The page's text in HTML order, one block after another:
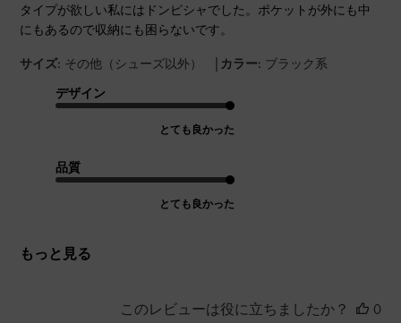
タイプが欲しい私にはドンピシャでした。ポケットが外にも中
にもあるので収納にも困らないです。
サイズ: その他（シューズ以外） | カラー: ブラック系
デザイン
とても良かった
品質
とても良かった
もっと見る
このレビューは役に立ちましたか？
0